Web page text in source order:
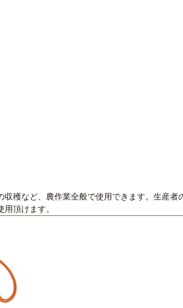
穫など、農作業全般で使用できます。生産者
頂けます。